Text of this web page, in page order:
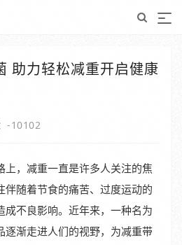
助力轻松减重开启健康
-10102
上，减重一直是许多人关注的焦
伴随着节食的痛苦、过度运动的
成不良影响。近年来，一种名为
逐渐走进人们的视野，为减重带